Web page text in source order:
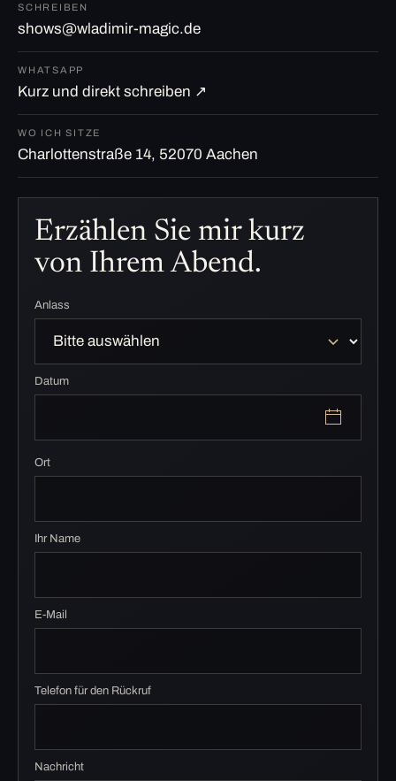
SCHREIBEN
shows@wladimir-magic.de
WHATSAPP
Kurz und direkt schreiben ↗
WO ICH SITZE
Charlottenstraße 14, 52070 Aachen
Erzählen Sie mir kurz
von Ihrem Abend.
Anlass
Datum
Ort
Ihr Name
E-Mail
Telefon für den Rückruf
Nachricht